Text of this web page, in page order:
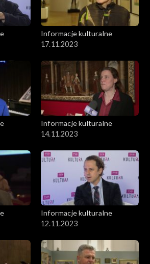
Informacje kulturalne
17.11.2023
Informacje kulturalne
14.11.2023
Informacje kulturalne
12.11.2023